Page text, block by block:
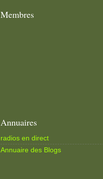
Membres
Annuaires
radios en direct
Annuaire des Blogs